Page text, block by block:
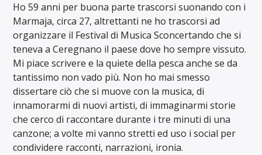
Ho 59 anni per buona parte trascorsi suonando con i
Marmaja, circa 27, altrettanti ne ho trascorsi ad
organizzare il Festival di Musica Sconcertando che si
teneva a Ceregnano il paese dove ho sempre vissuto.
Mi piace scrivere e la quiete della pesca anche se da
tantissimo non vado più. Non ho mai smesso
dissertare ciò che si muove con la musica, di
innamorarmi di nuovi artisti, di immaginarmi storie
che cerco di raccontare durante i tre minuti di una
canzone; a volte mi vanno stretti ed uso i social per
condividere racconti, narrazioni, ironia.